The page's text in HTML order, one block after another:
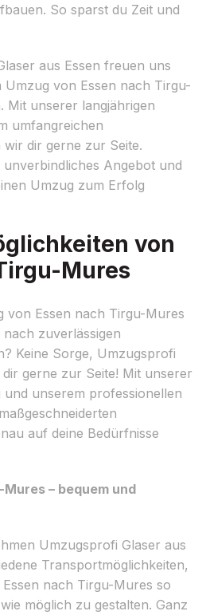
So sparst du Zeit und
aus Essen freuen uns
Umzug von Essen nach Tirgu-
Mit unserer langjährigen
umfangreichen
dir gerne zur Seite.
Angebot und
Umzug zum Erfolg
von
Mures
von Essen nach Tirgu-Mures
zuverlässigen
Keine Sorge, Umzugsprofi
gerne zur Seite! Mit unserer
unserem professionellen
auf deine Bedürfnisse
– bequem und
Umzugsprofi Glaser aus
Transportmöglichkeiten,
nach Tirgu-Mures so
möglich zu gestalten. Ganz